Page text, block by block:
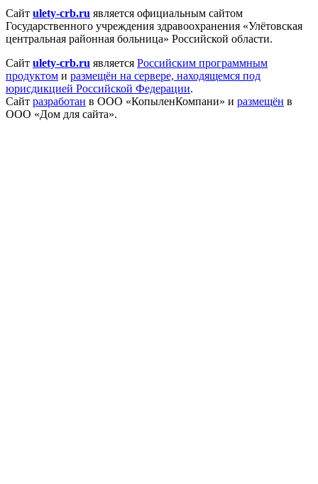
Сайт ulety-crb.ru является официальным сайтом
Государственного учреждения здравоохранения «Улётовская
центральная районная больница» Российской области.
Сайт ulety-crb.ru является Российским программным
продуктом и размещён на сервере, находящемся под
юрисдикцией Российской Федерации.
Сайт разработан в ООО «КопыленКомпани» и размещён в
ООО «Дом для сайта».